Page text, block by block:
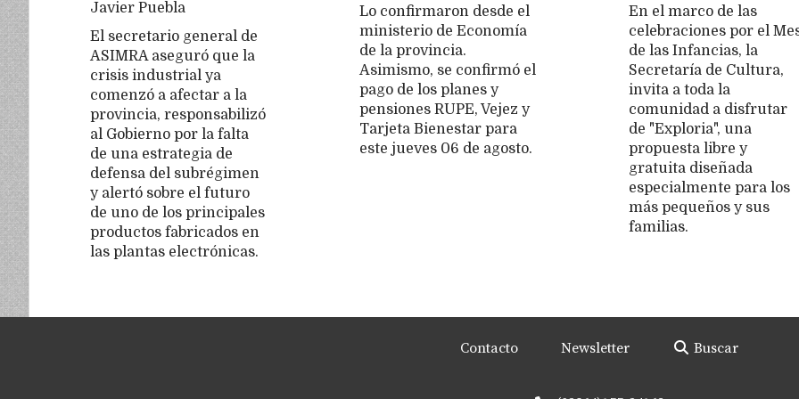
Javier Puebla
El secretario general de
ASIMRA aseguró que la
crisis industrial ya
comenzó a afectar a la
provincia, responsabilizó
al Gobierno por la falta
de una estrategia de
defensa del subrégimen
y alertó sobre el futuro
de uno de los principales
productos fabricados en
las plantas electrónicas.
Lo confirmaron desde el
ministerio de Economía
de la provincia.
Asimismo, se confirmó el
pago de los planes y
pensiones RUPE, Vejez y
Tarjeta Bienestar para
este jueves 06 de agosto.
En el marco de las
celebraciones por el
de las Infancias, la
Secretaría de Cultura,
invita a toda la
comunidad a disfrutar
de "Exploria", una
propuesta libre y
gratuita diseñada
especialmente para los
más pequeños y sus
familias.
Contacto Newsletter Buscar